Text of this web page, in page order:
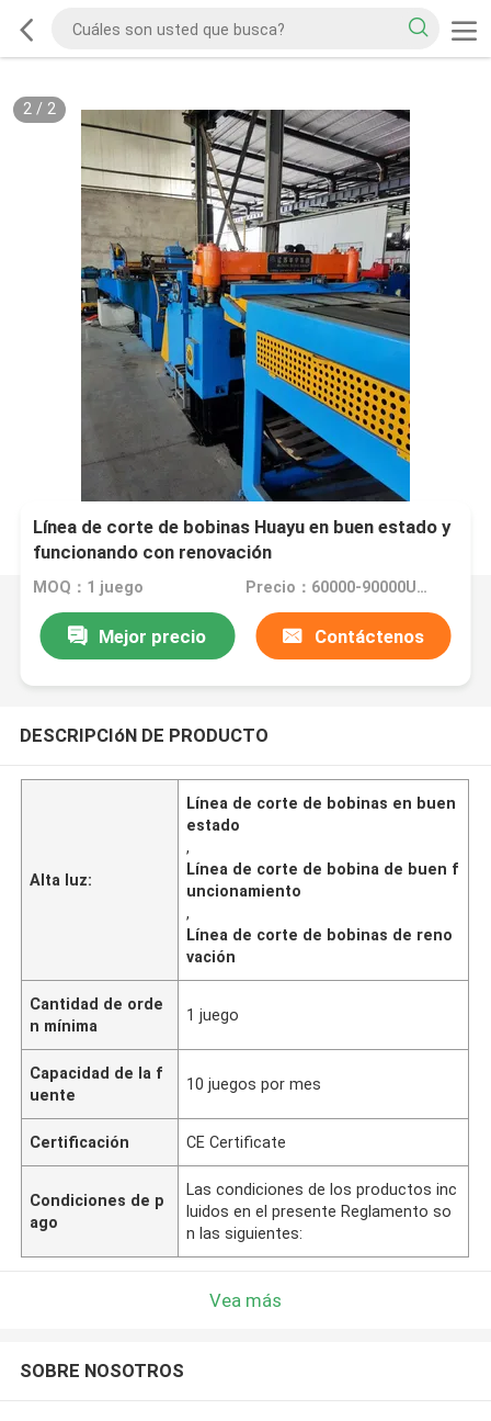
2/ 2
Línea de corte de bobinas Huayu en buen estado y
funcionando con renovación
MOQ：1 juego Precio：60000-90000USD
Mejor precio Contáctenos
DESCRIPCIóN DE PRODUCTO
Alta luz:
Línea de corte de bobinas en buen
estado
,
Línea de corte de bobina de buen f
uncionamiento
,
Línea de corte de bobinas de reno
vación
Cantidad de orde
n mínima
1 juego
Capacidad de la f
uente
10 juegos por mes
Certificación CE Certificate
Condiciones de p
ago
Las condiciones de los productos inc
luidos en el presente Reglamento so
n las siguientes:
Vea más
SOBRE NOSOTROS